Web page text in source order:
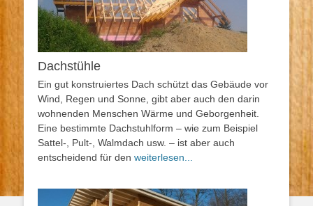
Dachstühle
Ein gut konstruiertes Dach schützt das Gebäude vor
Wind, Regen und Sonne, gibt aber auch den darin
wohnenden Menschen Wärme und Geborgenheit.
Eine bestimmte Dachstuhlform – wie zum Beispiel
Sattel-, Pult-, Walmdach usw. – ist aber auch
entscheidend für den weiterlesen...